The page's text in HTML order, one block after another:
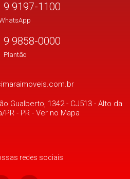
9 9197-1100
9 9858-0000
Plantão
Gualberto, 1342 - CJ513- Alto da
PR - PR - Ver no Mapa
redes sociais